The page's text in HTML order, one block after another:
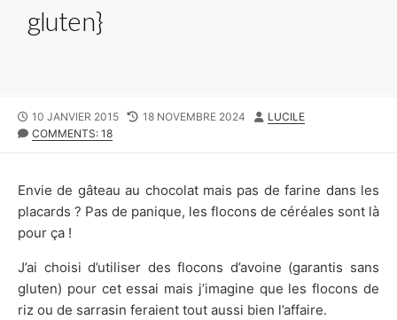
gluten}
PUBLISHED
DATE
10 JANVIER 2015
LAST
18 NOVEMBRE 2024 AUTHOR
LUCILE
COMMENTS: 18
Envie de gâteau au chocolat mais pas de farine dans les
placards ? Pas de panique, les flocons de céréales sont là
pour ça !
J’ai choisi d’utiliser des flocons d’avoine (garantis sans
gluten) pour cet essai mais j’imagine que les flocons de
riz ou de sarrasin feraient tout aussi bien l’affaire.